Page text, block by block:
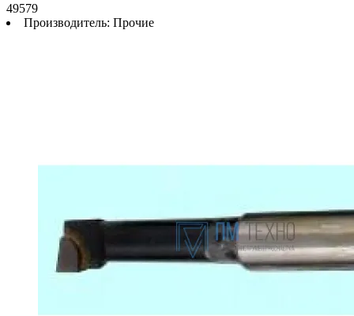
49579
Производитель: Прочие